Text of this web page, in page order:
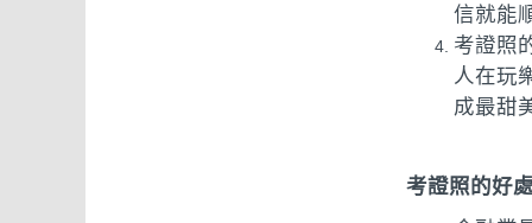
信就能
考證照
人在玩
成最甜
考證照的好